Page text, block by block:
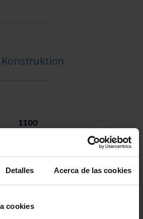
Detalles Acerca de las cookies
cookies
1100